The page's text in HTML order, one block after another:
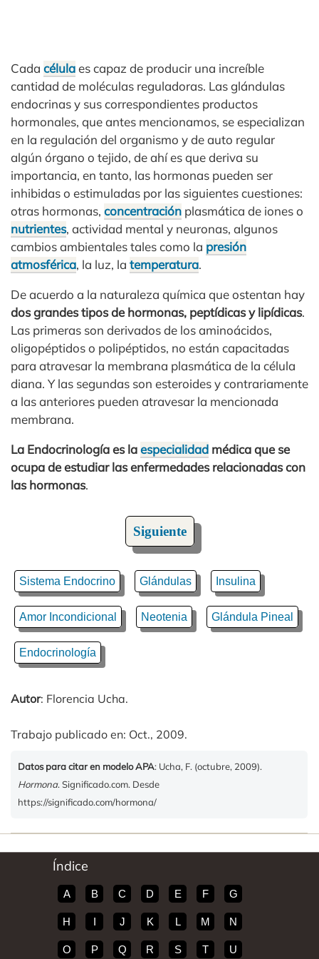
Cada célulaes capaz de producir una increíble
cantidad de moléculas reguladoras. Las glándulas
endocrinas y sus correspondientes productos
hormonales, que antes mencionamos, se especializan
en la regulación del organismo y de auto regular
algún órgano o tejido, de ahí es que deriva su
importancia, en tanto, las hormonas pueden ser
inhibidas o estimuladas por las siguientes cuestiones:
otras hormonas, concentración plasmática de iones o
nutrientes, actividad mental y neuronas, algunos
cambios ambientales tales como la presión
atmosférica, la luz, la temperatura.
De acuerdo a la naturaleza química que ostentan hay
dos grandes tipos de hormonas, peptídicas y lipídicas.
Las primeras son derivados de los aminoácidos,
oligopéptidos o polipéptidos, no están capacitadas
para atravesar la membrana plasmática de la célula
diana. Y las segundas son esteroides y contrariamente
a las anteriores pueden atravesar la mencionada
membrana.
La Endocrinología es laespecialidad médica que se
ocupa de estudiar las enfermedades relacionadas con
las hormonas.
Siguiente
Sistema Endocrino Glándulas Insulina
Amor Incondicional Neotenia Glándula Pineal
Endocrinología
Autor: Florencia Ucha.
Trabajo publicado en: Oct., 2009.
Datos para citar en modelo APA: Ucha, F. (octubre, 2009).
Hormona. Significado.com. Desde
https://significado.com/hormona/
Índice
A B C D E F G
H I J K L M N
O P Q R S T U